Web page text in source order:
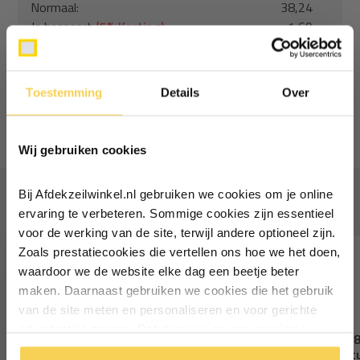
Toestemming Details Over
Wij gebruiken cookies
Bij Afdekzeilwinkel.nl gebruiken we cookies om je online
ervaring te verbeteren. Sommige cookies zijn essentieel
voor de werking van de site, terwijl andere optioneel zijn.
Zoals prestatiecookies die vertellen ons hoe we het doen,
waardoor we de website elke dag een beetje beter
maken. Daarnaast gebruiken we cookies die het gebruik
van de site meten en personaliseren en voor gerichte
manier. Klik op 'Oké' om alle cookies te accepteren. Of
Normaal:
38,24
Je bespaart(5% Korting)
1,69
Combideal:
36,56
Toevoegen aan winkelwagen
Vaak samen gekocht
Spanner met haak
elastiek zwart 10
Ontvang €5,- korting!
Schrijf je in voor de nieuwsbrief en
Vul je e-mailadres in‍⁪⁪
Particulier Zakelijk
Inschrijven